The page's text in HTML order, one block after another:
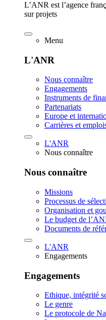
L’ANR est l’agence
sur projets
Menu
L'ANR
Nous connaître
Engagements
Instruments de
Partenariats
Europe et
Carrières et
L'ANR
Nous connaître
Nous connaître
Missions
Processus de
Organisation et
Le budget de
Documents de
L'ANR
Engagements
Engagements
Ethique, intégrité
Le genre
Le protocole de